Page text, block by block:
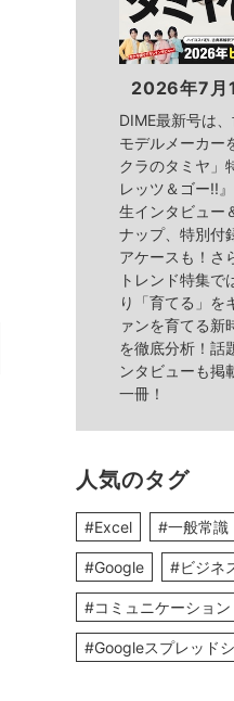
2026年7月
DIME最新号は
モデルメーカー
クラのタミヤ」
レッツ＆ゴー!!
生インタビュー
ナップ、特別付
アケースも！さ
トレンド特集で
り「育てる」を
ァンを育てる新
を徹底分析！話
ンタビューも掲
一冊！
人気のタグ
#Excel #一般常識
#Google #ビジネ
#コミュニケーション
#Googleスプレッド